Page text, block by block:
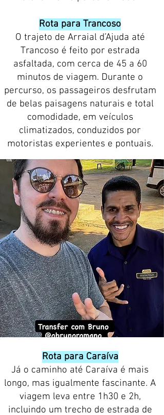
Rota para Trancoso
O trajeto de Arraial d’Ajuda até
Trancoso é feito por estrada
asfaltada, com cerca de 45 a 60
minutos de viagem. Durante o
percurso, os passageiros desfrutam
de belas paisagens naturais e total
comodidade, em veículos
climatizados, conduzidos por
motoristas experientes e pontuais.
Rota para Caraíva
Já o caminho até Caraíva é mais
longo, mas igualmente fascinante. A
viagem leva entre 1h30 e 2h,
incluindo um trecho de estrada de